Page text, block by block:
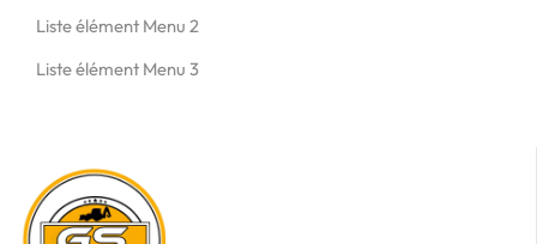
Liste élément Menu 2
Liste élément Menu 3